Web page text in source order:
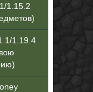
1.15.2
1.19.4